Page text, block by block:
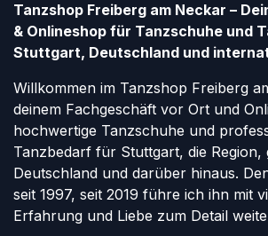
Tanzshop Freiberg am Neckar –
& Onlineshop für Tanzschuhe und
Stuttgart, Deutschland und
Willkommen im Tanzshop Freiberg
deinem Fachgeschäft vor Ort und
hochwertige Tanzschuhe und
Tanzbedarf für Stuttgart, die Region,
Deutschland und darüber hinaus.
seit 1997, seit 2019 führe ich ihn mit
Erfahrung und Liebe zum Detail